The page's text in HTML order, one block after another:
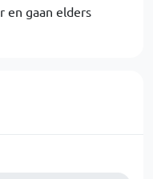
en gaan elders